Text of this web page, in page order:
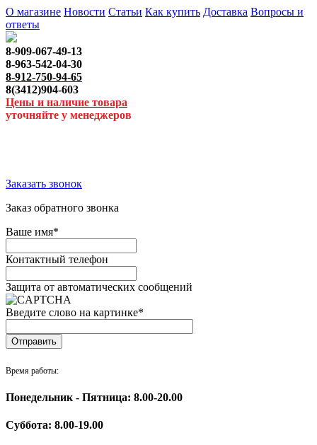
О магазине Новости Статьи Как купить Доставка Вопросы и
ответы
8-909-067-49-13
8-963-542-04-30
8-912-750-94-65
8(3412)904-603
Цены и наличие товара
уточняйте у менеджеров
Заказать звонок
Заказ обратного звонка
Ваше имя*
Контактный телефон
Защита от автоматических сообщений
Введите слово на картинке*
Время работы:
Понедельник - Пятница: 8.00-20.00
Суббота: 8.00-19.00